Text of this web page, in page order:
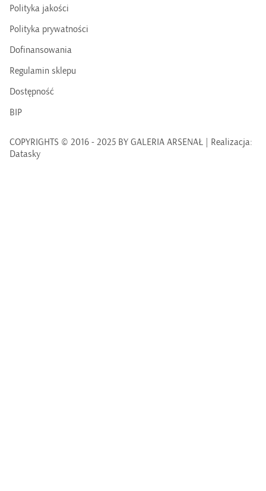
Polityka jakości
Polityka prywatności
Dofinansowania
Regulamin sklepu
Dostępność
BIP
COPYRIGHTS © 2016 - 2025 BY GALERIA ARSENAŁ | Realizacja:
Datasky